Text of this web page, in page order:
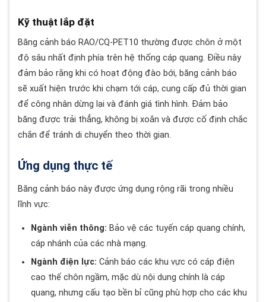
Kỹ thuật lắp đặt
Băng cảnh báo RAO/CQ-PET10 thường được chôn ở một
độ sâu nhất định phía trên hệ thống cáp quang. Điều này
đảm bảo rằng khi có hoạt động đào bới, băng cảnh báo
sẽ xuất hiện trước khi chạm tới cáp, cung cấp đủ thời gian
để công nhân dừng lại và đánh giá tình hình. Đảm bảo
băng được trải thẳng, không bị xoắn và được cố định chắc
chắn để tránh di chuyển theo thời gian.
Ứng dụng thực tế
Băng cảnh báo này được ứng dụng rộng rãi trong nhiều
lĩnh vực:
Ngành viễn thông: Bảo vệ các tuyến cáp quang chính,
cáp nhánh của các nhà mạng.
Ngành điện lực: Cảnh báo các khu vực có cáp điện
cao thế chôn ngầm, mặc dù nội dung chính là cáp
quang, nhưng cấu tạo bền bỉ cũng phù hợp cho các khu